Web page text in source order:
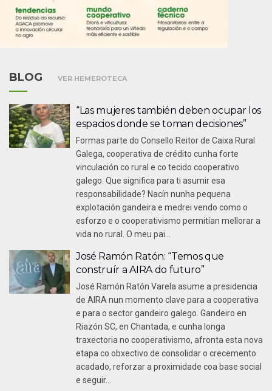
BLOG VER HEMEROTECA
“Las mujeres también deben ocupar los
espacios donde se toman decisiones”
Formas parte do Consello Reitor de Caixa Rural
Galega, cooperativa de crédito cunha forte
vinculación co rural e co tecido cooperativo
galego. Que significa para ti asumir esa
responsabilidade? Nacín nunha pequena
explotación gandeira e medrei vendo como o
esforzo e o cooperativismo permitían mellorar a
vida no rural. O meu pai...
José Ramón Ratón: “Temos que
construír a AIRA do futuro”
José Ramón Ratón Varela asume a presidencia
de AIRA nun momento clave para a cooperativa
e para o sector gandeiro galego. Gandeiro en
Riazón SC, en Chantada, e cunha longa
traxectoria no cooperativismo, afronta esta nova
etapa co obxectivo de consolidar o crecemento
acadado, reforzar a proximidade coa base social
e seguir...